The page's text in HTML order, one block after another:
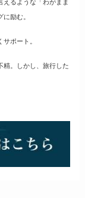
えるような「わがまま
励む。
ポート。
精。しかし、旅行した